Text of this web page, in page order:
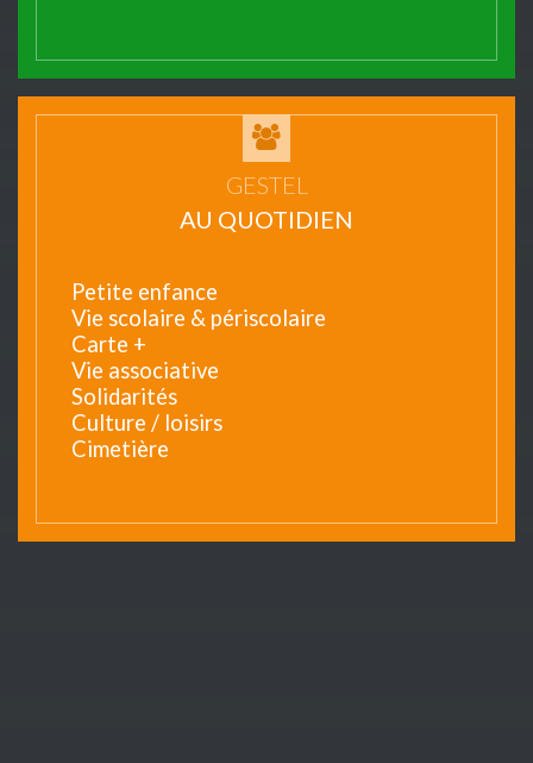
GESTEL
AU QUOTIDIEN
Petite enfance
Vie scolaire & périscolaire
Carte +
Vie associative
Solidarités
Culture / loisirs
Cimetière